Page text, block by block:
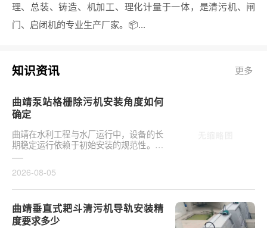
理、总装、铸造、机加工、理化计量于一体，是清污机、闸
门、启闭机的专业生产厂家。📦...
知识资讯 更多
曲靖泵站格栅除污机安装角度如何
确定
曲靖在水利工程与水厂运行中，设备的长
期稳定运行依赖于初始安装的规范性。对
于泵站核心拦污设备而言，其倾斜度直接
2026-08-05
曲靖垂直式耙斗清污机导轨安装精
度要求多少